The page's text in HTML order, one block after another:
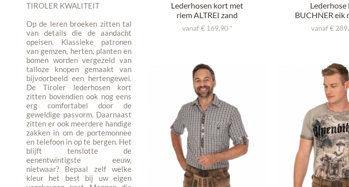
TIROLER KWALITEIT
Op de leren broeken zitten tal
van details die de aandacht
opeisen. Klassieke patronen
van gemzen, herten, planten en
bomen worden vergezeld van
talloze knopen gemaakt van
bijvoorbeeld een hertengewei.
De Tiroler lederhosen kort
zitten bovendien ook nog eens
erg comfortabel door de
geweldige pasvorm. Daarnaast
zitten er ook meerdere handige
zakken in om de portemonnee
en telefoon in op te bergen. Het
blijft tenslotte de
eenentwintigste eeuw,
nietwaar? Bepaal zelf welke
kleur het best bij uw eigen
Lederhosen kort met
riem ALTREI zand
vanaf € 169,90 *
BUCHNER eik
vanaf €